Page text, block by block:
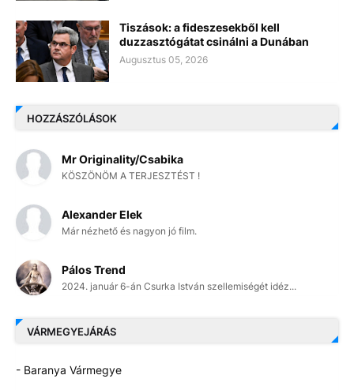
Tiszások: a fideszesekből kell
duzzasztógátat csinálni a Dunában
Augusztus 05, 2026
HOZZÁSZÓLÁSOK
Mr Originality/Csabika
KÖSZÖNÖM A TERJESZTÉST !
Alexander Elek
Már nézhető és nagyon jó film.
Pálos Trend
2024. január 6-án Csurka István szellemiségét idéz...
VÁRMEGYEJÁRÁS
- Baranya Vármegye